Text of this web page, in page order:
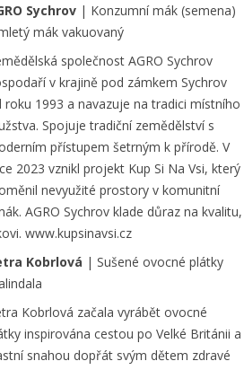
Sychrov | Konzumní mák (semena)
mák vakuovaný
společnost AGRO Sychrov
v krajině pod zámkem Sychrov
roku 1993 a navazuje na tradici místního
Spojuje tradiční zemědělství s
přístupem šetrným k přírodě. V
2023 vznikl projekt Kup Si Na Vsi, který
nevyužité prostory v komunitní
AGRO Sychrov klade důraz na kvalitu,
www.kupsinavsi.cz
Kobrlová | Sušené ovocné plátky
Kobrlová začala vyrábět ovocné
inspirována cestou po Velké Británii a
snahou dopřát svým dětem zdravé